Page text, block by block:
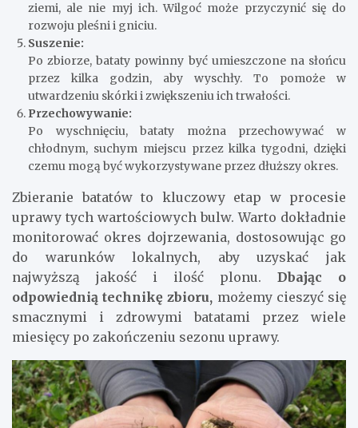
ziemi, ale nie myj ich. Wilgoć może przyczynić się do
rozwoju pleśni i gniciu.
Suszenie:
Po zbiorze, bataty powinny być umieszczone na słońcu
przez kilka godzin, aby wyschły. To pomoże w
utwardzeniu skórki i zwiększeniu ich trwałości.
Przechowywanie:
Po wyschnięciu, bataty można przechowywać w
chłodnym, suchym miejscu przez kilka tygodni, dzięki
czemu mogą być wykorzystywane przez dłuższy okres.
Zbieranie batatów to kluczowy etap w procesie
uprawy tych wartościowych bulw. Warto dokładnie
monitorować okres dojrzewania, dostosowując go
do warunków lokalnych, aby uzyskać jak
najwyższą jakość i ilość plonu. Dbając o
odpowiednią technikę zbioru, możemy cieszyć się
smacznymi i zdrowymi batatami przez wiele
miesięcy po zakończeniu sezonu uprawy.